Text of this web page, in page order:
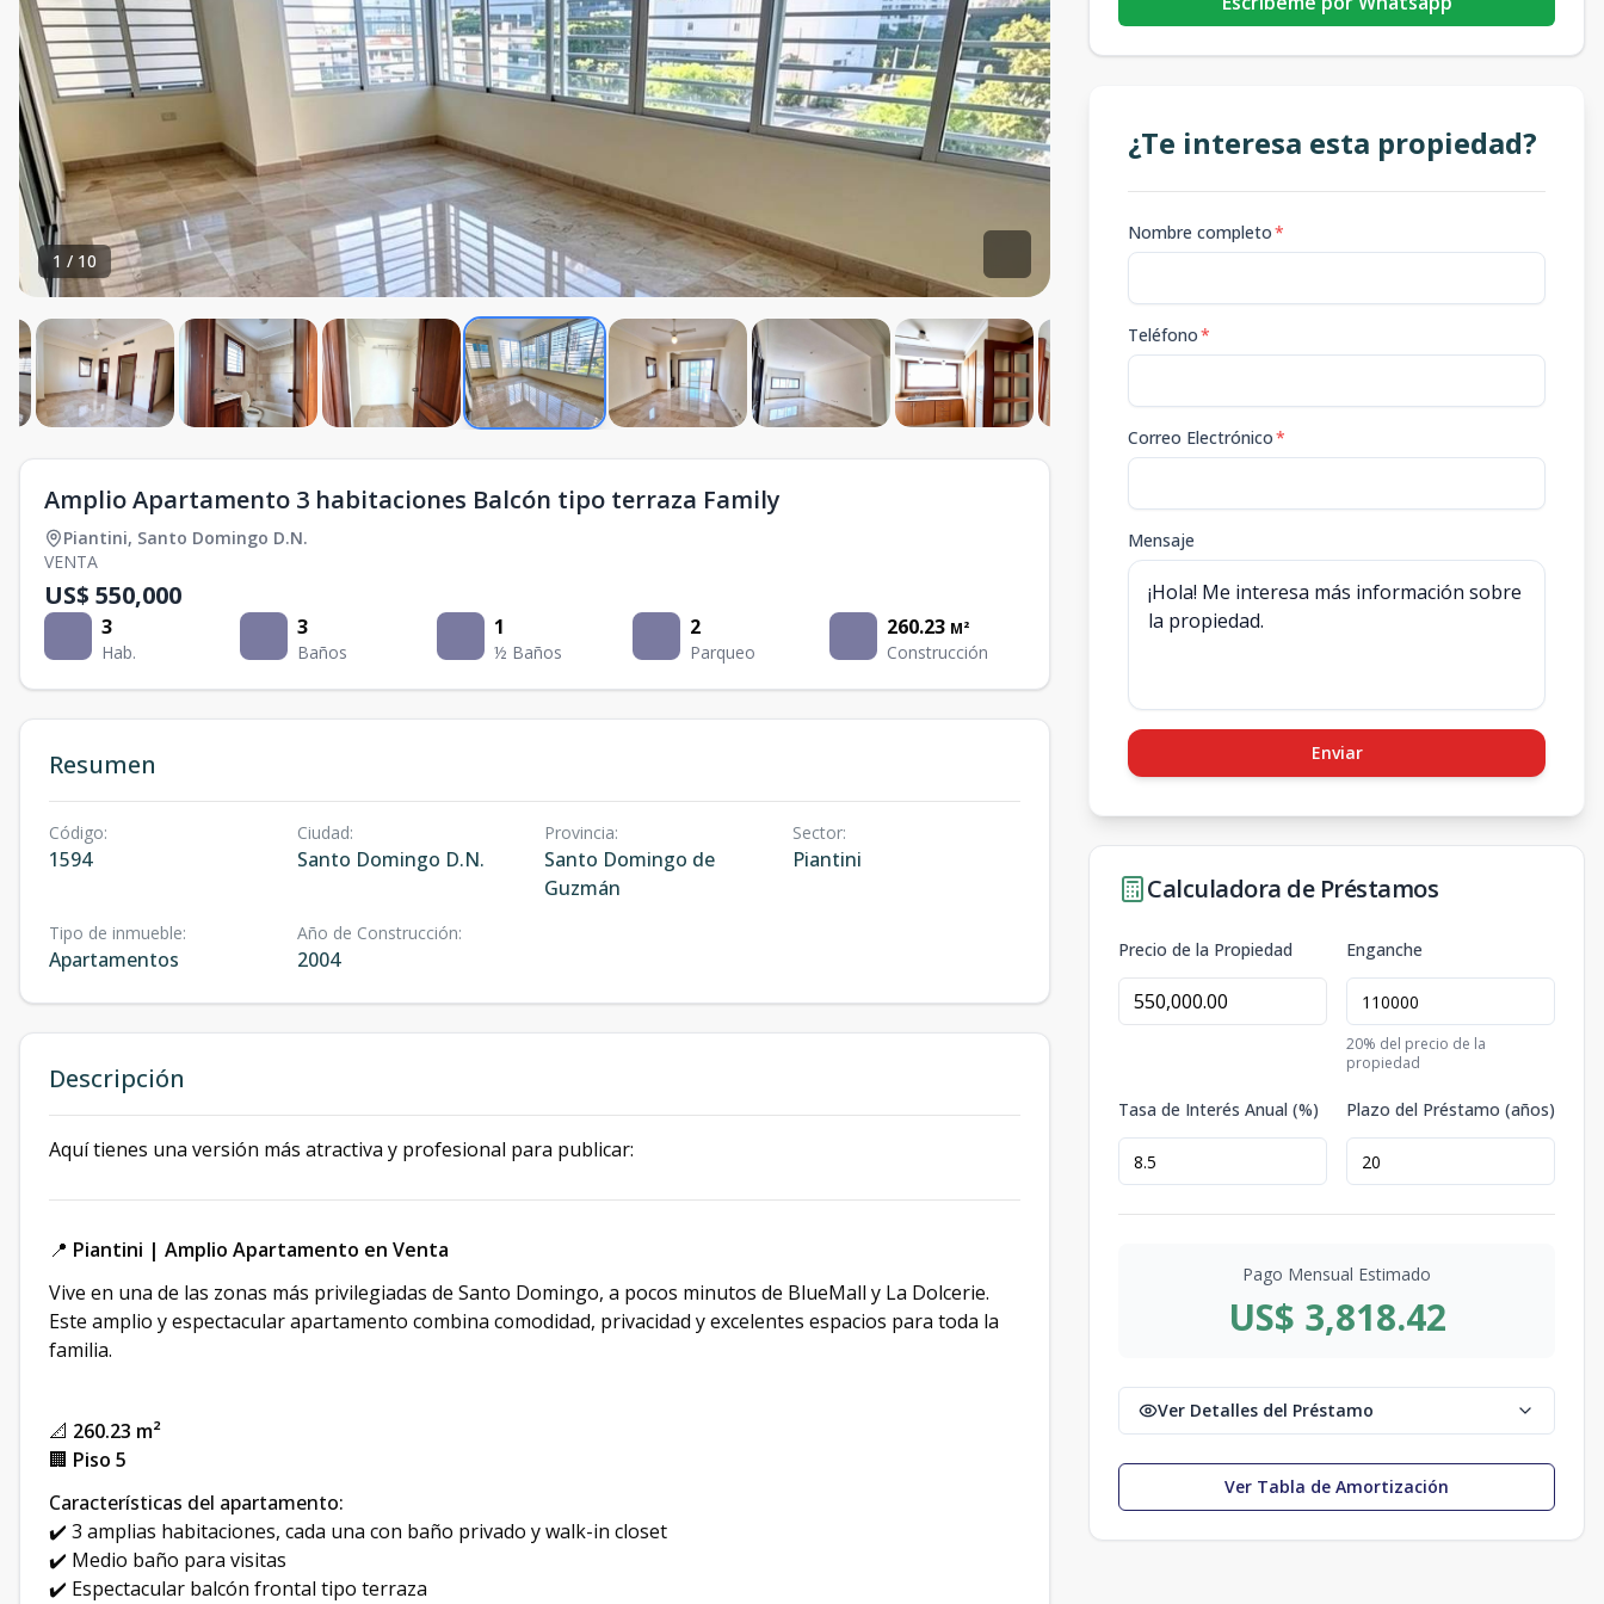
1 / 10
Amplio Apartamento 3 habitaciones Balcón tipo terraza Family
Piantini, Santo Domingo D.N.
VENTA
US$ 550,000
3
Hab.
3
Baños
1
½ Baños
2
Parqueo
260.23 M²
Construcción
Resumen
Código:
1594
Ciudad:
Santo Domingo D.N.
Provincia:
Santo Domingo de
Guzmán
Sector:
Piantini
Tipo de inmueble:
Apartamentos
Año de Construcción:
2004
Descripción
Aquí tienes una versión más atractiva y profesional para publicar:
📍 Piantini | Amplio Apartamento en Venta
Vive en una de las zonas más privilegiadas de Santo Domingo, a pocos minutos de BlueMall y La Dolcerie.
Este amplio y espectacular apartamento combina comodidad, privacidad y excelentes espacios para toda la
familia.
📐 260.23 m²
🏢 Piso 5
Características del apartamento:
✔️ 3 amplias habitaciones, cada una con baño privado y walk-in closet
✔️ Medio baño para visitas
✔️ Espectacular balcón frontal tipo terraza
¿Te interesa esta propiedad?
Nombre completo*
Teléfono*
Correo Electrónico*
Mensaje
Enviar
Calculadora de Préstamos
Precio de la Propiedad Enganche
20% del precio de la
propiedad
Tasa de Interés Anual (%) Plazo del Préstamo (años)
Pago Mensual Estimado
US$ 3,818.42
Ver Detalles del Préstamo
Ver Tabla de Amortización